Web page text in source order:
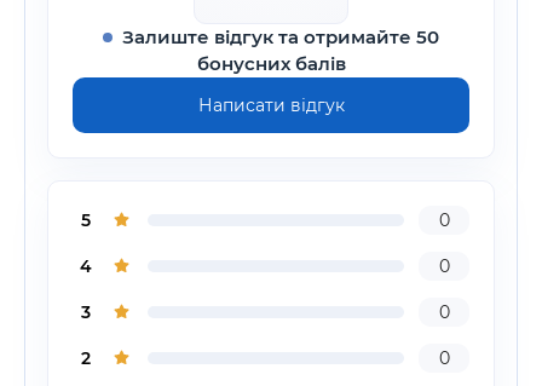
Залиште відгук та отримайте 50
бонусних балів
Написати відгук
5 0
4 0
3 0
2 0